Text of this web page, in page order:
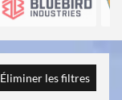
Éliminer les filtres